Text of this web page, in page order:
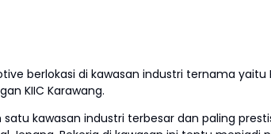
berlokasi di kawasan industri ternama
KIIC Karawang.
satu kawasan industri terbesar dan paling